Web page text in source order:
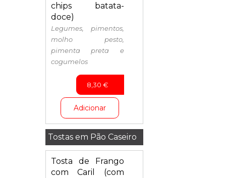
chips batata-
doce)
Legumes, pimentos,
molho pesto,
pimenta preta e
cogumelos
8,30 €
Adicionar
Tostas em Pão Caseiro
Tosta de Frango
com Caril (com